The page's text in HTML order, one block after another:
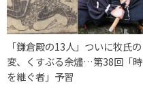
「鎌倉殿の13人」ついに牧氏の
変、くすぶる余燼…第38回「時
を継ぐ者」予習